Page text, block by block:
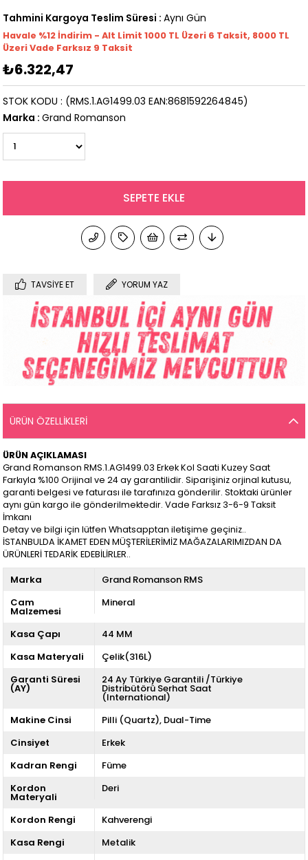
Tahmini Kargoya Teslim Süresi : Aynı Gün
Havale %12 İndirim - Alt Limit 1000 TL Üzeri 6 Taksit, 8000 TL
Üzeri Vade Farksız 9 Taksit
₺6.322,47
(RMS.1.AG1499.03 EAN:8681592264845)
STOK KODU
Marka : Grand Romanson
TAVSIYE ET YORUM YAZ
ÜRÜN ÖZELLIKLERI
ÜRÜN AÇIKLAMASI
Grand Romanson RMS.1.AG1499.03 Erkek Kol Saati Kuzey Saat
Farkıyla %100 Orijinal ve 24 ay garantilidir. Siparişiniz orjinal kutusu,
garanti belgesi ve faturası ile tarafınıza gönderilir. Stoktaki ürünler
aynı gün kargo ile gönderilmektedir. Vade Farksız 3-6-9 Taksit
İmkanı
Detay ve bilgi için lütfen Whatsapptan iletişime geçiniz..
İSTANBULDA İKAMET EDEN MÜŞTERİLERİMİZ MAĞAZALARIMIZDAN DA
ÜRÜNLERİ TEDARİK EDEBİLİRLER..
Marka
Grand Romanson RMS
Cam
Malzemesi
Mineral
Kasa Çapı
44 MM
Kasa Materyali
Çelik(316L)
Garanti Süresi
(AY)
24 Ay Türkiye Garantili /Türkiye
Distribütörü Serhat Saat
(International)
Makine Cinsi
Pilli (Quartz) Dual-Time
Cinsiyet
Erkek
Kadran Rengi
Füme
Kordon
Materyali
Deri
Kordon Rengi
Kahverengi
Kasa Rengi
Metalik